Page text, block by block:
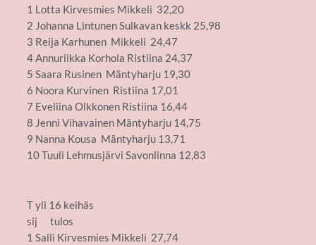
1 Lotta Kirvesmies Mikkeli 32,20
2 Johanna Lintunen Sulkavan keskk 25,98
3 Reija Karhunen Mikkeli 24,47
4 Annuriikka Korhola Ristiina 24,37
5 Saara Rusinen Mäntyharju 19,30
6 Noora Kurvinen Ristiina 17,01
7 Eveliina Olkkonen Ristiina 16,44
8 Jenni Vihavainen Mäntyharju 14,75
9 Nanna Kousa Mäntyharju 13,71
10 Tuuli Lehmusjärvi Savonlinna 12,83
T yli 16 keihäs
sij tulos
1 Salli Kirvesmies Mikkeli 27,74